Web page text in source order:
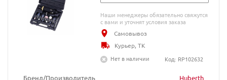
Бренд/Производитель Huberth
Наши менеджеры обязательно свяжутся
с вами и уточнят условия заказа
Самовывоз
Курьер, ТК
Нет в наличии
Код: RP102632